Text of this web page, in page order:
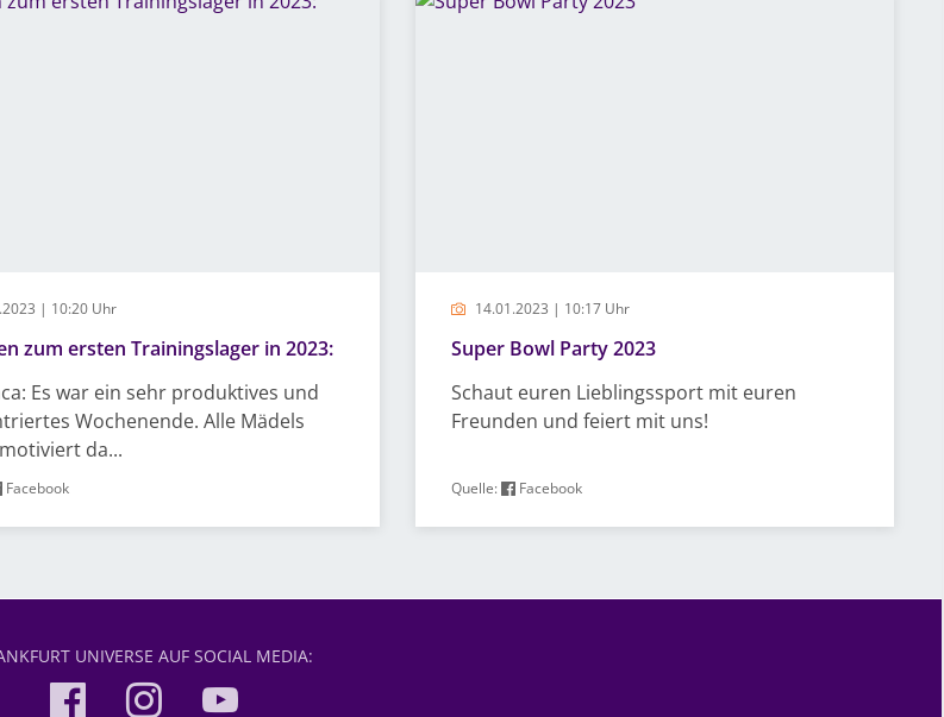
| 10:20 Uhr
zum ersten Trainingslager in 2023:
Es war ein sehr produktives und
Wochenende. Alle Mädels
da...
Facebook
14.01.2023 | 10:17 Uhr
Super Bowl Party 2023
Schaut euren Lieblingssport mit euren
Freunden und feiert mit uns!
Quelle: Facebook
UNIVERSE AUF SOCIAL MEDIA: